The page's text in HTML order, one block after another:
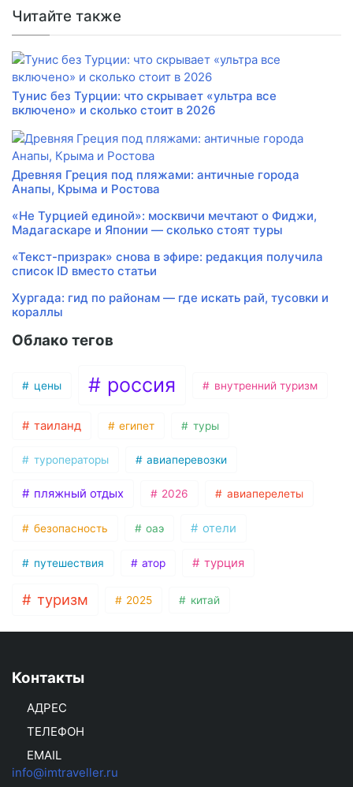
Читайте также
Тунис без Турции: что скрывает «ультра все
включено» и сколько стоит в 2026
Древняя Греция под пляжами: античные города
Анапы, Крыма и Ростова
«Не Турцией единой»: москвичи мечтают о Фиджи,
Мадагаскаре и Японии — сколько стоят туры
«Текст-призрак» снова в эфире: редакция получила
список ID вместо статьи
Хургада: гид по районам — где искать рай, тусовки и
кораллы
Облако тегов
цены россия внутренний туризм
таиланд египет туры
туроператоры авиаперевозки
пляжный отдых 2026 авиаперелеты
безопасность оаэ отели
путешествия атор турция
туризм 2025 китай
Контакты
АДРЕС
ТЕЛЕФОН
EMAIL
info@imtraveller.ru